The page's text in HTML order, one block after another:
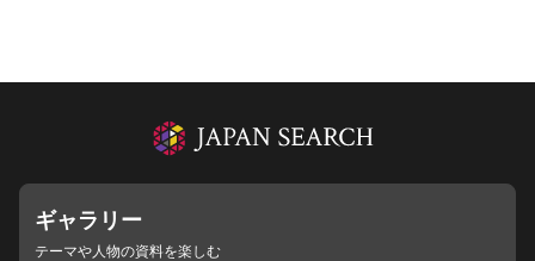
ギャラリー
テーマや人物の資料を楽しむ